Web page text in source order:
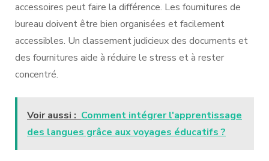
accessoires peut faire la différence. Les fournitures de
bureau doivent être bien organisées et facilement
accessibles. Un classement judicieux des documents et
des fournitures aide à réduire le stress et à rester
concentré.
Voir aussi : Comment intégrer l'apprentissage
des langues grâce aux voyages éducatifs ?